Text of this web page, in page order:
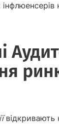
відкривають